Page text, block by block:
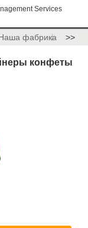
Services
фабрика >>
конфеты